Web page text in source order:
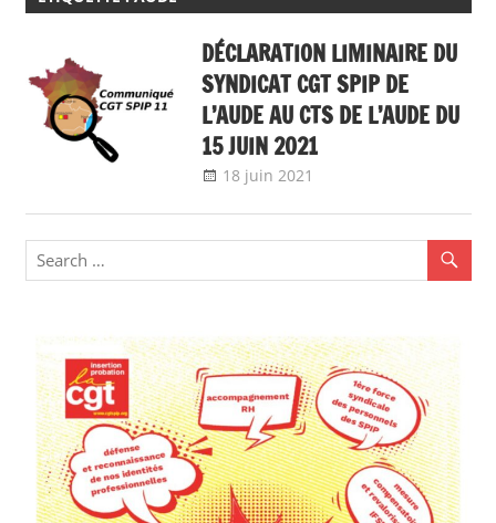
probation
DÉCLARATION LIMINAIRE DU
SYNDICAT CGT SPIP DE
L’AUDE AU CTS DE L’AUDE DU
15 JUIN 2021
18 juin 2021